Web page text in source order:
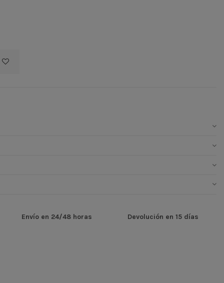
Envío en 24/48 horas Devolución en 15 días